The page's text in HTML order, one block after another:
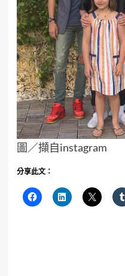
圖／擷自instagram
分享此文：